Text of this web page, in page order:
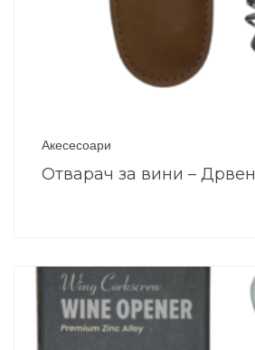
Акесесоари
Отварач за вини – Дрвен